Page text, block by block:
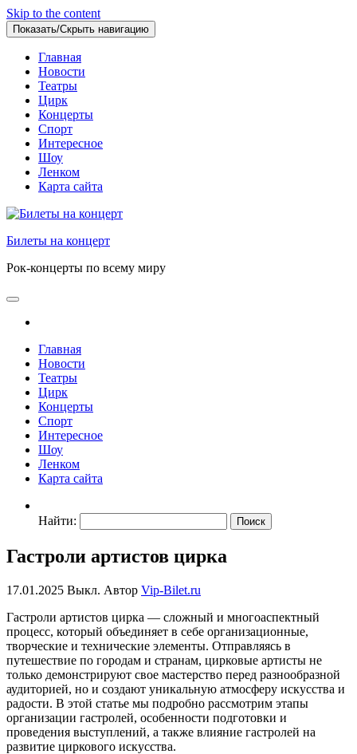
Skip to the content
Показать/Скрыть навигацию
Главная
Новости
Театры
Цирк
Концерты
Спорт
Интересное
Шоу
Ленком
Карта сайта
Билеты на концерт
Рок-концерты по всему миру
Главная
Новости
Театры
Цирк
Концерты
Спорт
Интересное
Шоу
Ленком
Карта сайта
Найти:
Гастроли артистов цирка
17.01.2025 Выкл. Автор Vip-Bilet.ru
Гастроли артистов цирка — сложный и многоаспектный
процесс, который объединяет в себе организационные,
творческие и технические элементы. Отправляясь в
путешествие по городам и странам, цирковые артисты не
только демонстрируют свое мастерство перед разнообразной
аудиторией, но и создают уникальную атмосферу искусства и
радости. В этой статье мы подробно рассмотрим этапы
организации гастролей, особенности подготовки и
проведения выступлений, а также влияние гастролей на
развитие циркового искусства.